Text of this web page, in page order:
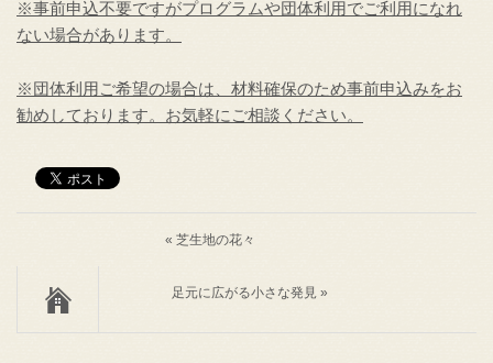
※事前申込不要ですがプログラムや団体利用でご利用になれ
ない場合があります。
※団体利用ご希望の場合は、材料確保のため事前申込みをお
勧めしております。お気軽にご相談ください。
« 芝生地の花々
足元に広がる小さな発見 »